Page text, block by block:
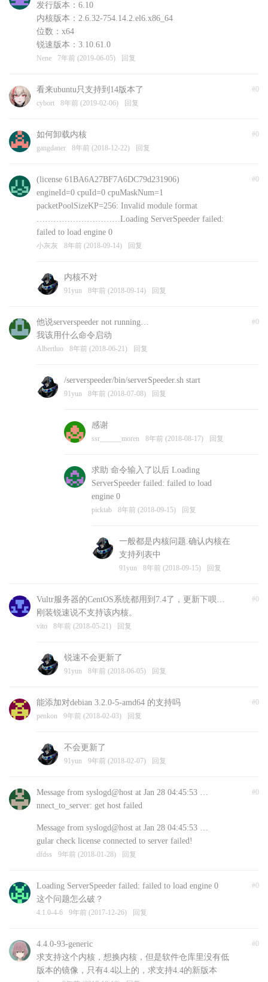
发行版本：6.10
内核版本：2.6.32-754.14.2.el6.x86_64
位数：x64
锐速版本：3.10.61.0
Nene 7年前 (2019-06-05) 回复
#0
看来ubuntu只支持到14版本了
cybort 8年前 (2019-02-06) 回复
#0
如何卸载内核
gangdaner 8年前 (2018-12-22) 回复
#0
(license 61BA6A27BF7A6DC79d231906)
engineId=0 cpuId=0 cpuMaskNum=1
packetPoolSizeKP=256: Invalid module format
…………………………Loading ServerSpeeder failed:
failed to load engine 0
小灰灰 8年前 (2018-09-14) 回复
内核不对
91yun 8年前 (2018-09-14) 回复
#0
他说serverspeeder not running…
我该用什么命令启动
Albertluo 8年前 (2018-06-21) 回复
/serverspeeder/bin/serverSpeeder.sh start
91yun 8年前 (2018-07-08) 回复
感谢
ssr______moren 8年前 (2018-08-17) 回复
求助 命令输入了以后 Loading
ServerSpeeder failed: failed to load
engine 0
picktab 8年前 (2018-09-15) 回复
一般都是内核问题.确认内核在
支持列表中
91yun 8年前 (2018-09-15) 回复
#0
Vultr服务器的CentOS系统都用到7.4了，更新下呗…
刚装锐速说不支持该内核。
vito 8年前 (2018-05-21) 回复
锐速不会更新了
91yun 8年前 (2018-06-05) 回复
#0
能添加对debian 3.2.0-5-amd64 的支持吗
penkon 9年前 (2018-02-03) 回复
不会更新了
91yun 9年前 (2018-02-07) 回复
#0
Message from syslogd@host at Jan 28 04:45:53 …
nnect_to_server: get host failed
Message from syslogd@host at Jan 28 04:45:53 …
gular check license connected to server failed!
dfdss 9年前 (2018-01-28) 回复
#0
Loading ServerSpeeder failed: failed to load engine 0
这个问题怎么破？
4.1.0-4-6 9年前 (2017-12-26) 回复
#0
4.4.0-93-generic
求支持这个内核，想换内核，但是软件仓库里没有低
版本的镜像，只有4.4以上的，求支持4.4的新版本